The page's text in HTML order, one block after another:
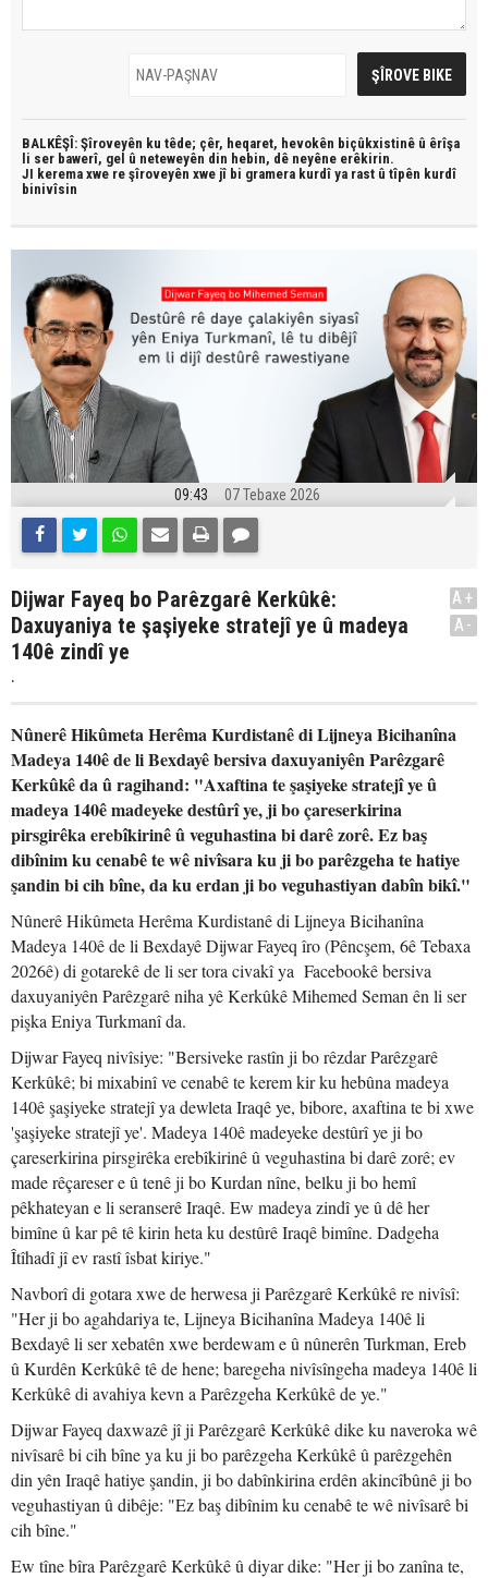
BALKÊŞÎ: Şîroveyên ku têde; çêr, heqaret, hevokên biçûkxistinê û êrîşa
li ser bawerî, gel û neteweyên din hebin, dê neyêne erêkirin.
JI kerema xwe re şîroveyên xwe jî bi gramera kurdî ya rast û tîpên kurdî
binivîsin
09:43 07 Tebaxe 2026
Dijwar Fayeq bo Parêzgarê Kerkûkê:
Daxuyaniya te şaşiyeke stratejî ye û madeya
140ê zindî ye
.
A+
A-
Nûnerê Hikûmeta Herêma Kurdistanê di Lijneya Bicihanîna
Madeya 140ê de li Bexdayê bersiva daxuyaniyên Parêzgarê
Kerkûkê da û ragihand: "Axaftina te şaşiyeke stratejî ye û
madeya 140ê madeyeke destûrî ye, ji bo çareserkirina
pirsgirêka erebîkirinê û veguhastina bi darê zorê. Ez baş
dibînim ku cenabê te wê nivîsara ku ji bo parêzgeha te hatiye
şandin bi cih bîne, da ku erdan ji bo veguhastiyan dabîn bikî."
Nûnerê Hikûmeta Herêma Kurdistanê di Lijneya Bicihanîna
Madeya 140ê de li Bexdayê Dijwar Fayeq îro (Pêncşem, 6ê Tebaxa
2026ê) di gotarekê de li ser tora civakî ya Facebookê bersiva
daxuyaniyên Parêzgarê niha yê Kerkûkê Mihemed Seman ên li ser
pişka Eniya Turkmanî da.
Dijwar Fayeq nivîsiye: "Bersiveke rastîn ji bo rêzdar Parêzgarê
Kerkûkê; bi mixabinî ve cenabê te kerem kir ku hebûna madeya
140ê şaşiyeke stratejî ya dewleta Iraqê ye, bibore, axaftina te bi xwe
'şaşiyeke stratejî ye'. Madeya 140ê madeyeke destûrî ye ji bo
çareserkirina pirsgirêka erebîkirinê û veguhastina bi darê zorê; ev
made rêçareser e û tenê ji bo Kurdan nîne, belku ji bo hemî
pêkhateyan e li seranserê Iraqê. Ew madeya zindî ye û dê her
bimîne û kar pê tê kirin heta ku destûrê Iraqê bimîne. Dadgeha
Îtîhadî jî ev rastî îsbat kiriye."
Navborî di gotara xwe de herwesa ji Parêzgarê Kerkûkê re nivîsî:
"Her ji bo agahdariya te, Lijneya Bicihanîna Madeya 140ê li
Bexdayê li ser xebatên xwe berdewam e û nûnerên Turkman, Ereb
û Kurdên Kerkûkê tê de hene; baregeha nivîsîngeha madeya 140ê li
Kerkûkê di avahiya kevn a Parêzgeha Kerkûkê de ye."
Dijwar Fayeq daxwazê jî ji Parêzgarê Kerkûkê dike ku naveroka wê
nivîsarê bi cih bîne ya ku ji bo parêzgeha Kerkûkê û parêzgehên
din yên Iraqê hatiye şandin, ji bo dabînkirina erdên akincîbûnê ji bo
veguhastiyan û dibêje: "Ez baş dibînim ku cenabê te wê nivîsarê bi
cih bîne."
Ew tîne bîra Parêzgarê Kerkûkê û diyar dike: "Her ji bo zanîna te,